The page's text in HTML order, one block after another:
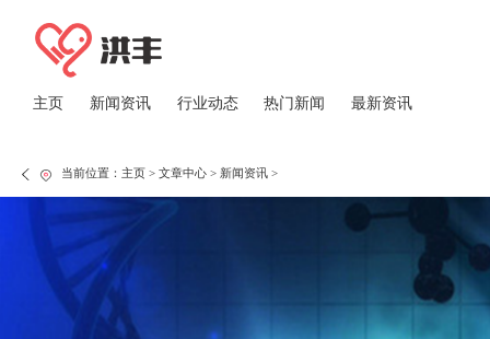
主页 新闻资讯 行业动态 热门新闻 最新资讯
当前位置： 主页> 文章中心> 新闻资讯>